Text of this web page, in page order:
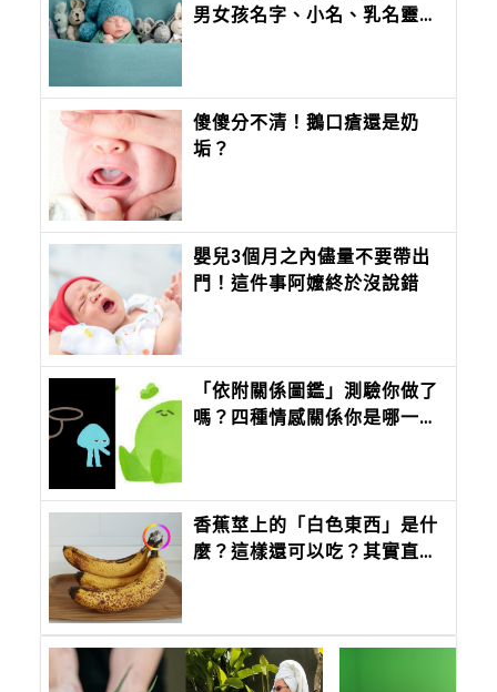
男女孩名字、小名、乳名靈感
傻傻分不清！鵝口瘡還是奶
垢？
嬰兒3個月之內儘量不要帶出
門！這件事阿嬤終於沒說錯
「依附關係圖鑑」測驗你做了
嗎？四種情感關係你是哪一
香蕉莖上的「白色東西」是什
麼？這樣還可以吃？其實直接